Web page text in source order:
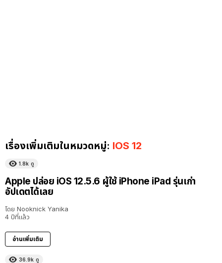
เรื่องเพิ่มเติมในหมวดหมู่: IOS 12
1.8k ดู
Apple ปล่อย iOS 12.5.6 ผู้ใช้ iPhone iPad รุ่นเก่า
อัปเดตได้เลย
โดย Nooknick Yanika
4 ปีที่แล้ว
อ่านเพิ่มเติม
36.9k ดู